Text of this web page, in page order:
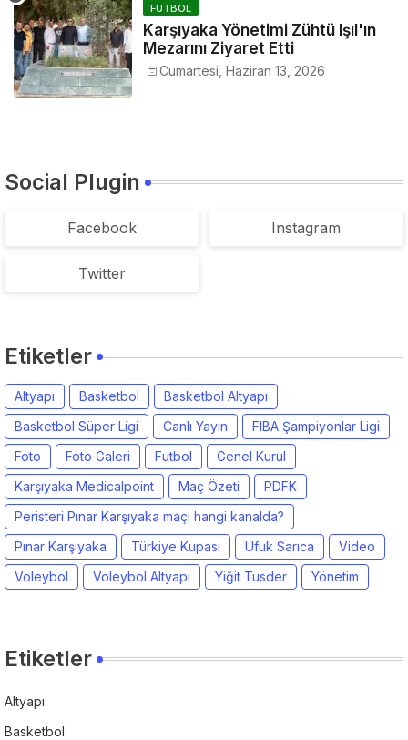
FUTBOL
Karşıyaka Yönetimi Zühtü Işıl'ın
Mezarını Ziyaret Etti
Cumartesi, Haziran 13, 2026
Social Plugin
Facebook Instagram
Twitter
Etiketler
Altyapı Basketbol
Basketbol Altyapı
Basketbol Süper Ligi
Canlı Yayın
FIBA Şampiyonlar Ligi
Foto
Foto Galeri Futbol
Genel Kurul
Karşıyaka Medicalpoint
Maç Özeti
PDFK
Peristeri Pınar Karşıyaka maçı hangi kanalda?
Pınar Karşıyaka
Türkiye Kupası Ufuk Sarıca
Video
Voleybol
Voleybol Altyapı Yiğit Tusder Yönetim
Etiketler
Altyapı
Basketbol